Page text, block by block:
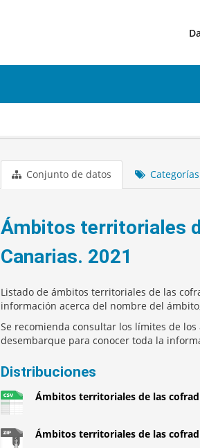
Conjunto de datos Categorías
Ámbitos territoriales
Canarias. 2021
Listado de ámbitos territoriales de las
información acerca del nombre del
Se recomienda consultar los límites de
desembarque para conocer toda la
Distribuciones
Ámbitos territoriales de las
Ámbitos territoriales de las